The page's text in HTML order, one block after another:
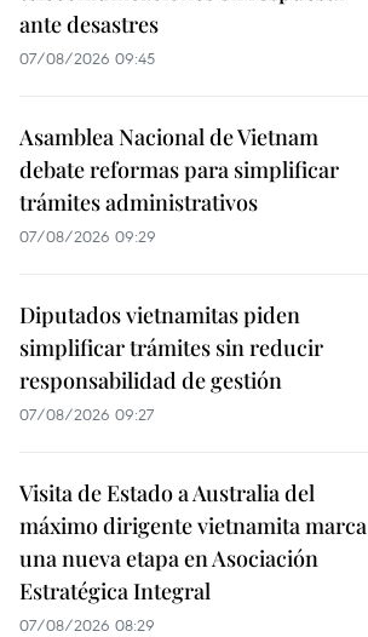
ante desastres
07/08/2026 09:45
Asamblea Nacional de Vietnam
debate reformas para simplificar
trámites administrativos
07/08/2026 09:29
Diputados vietnamitas piden
simplificar trámites sin reducir
responsabilidad de gestión
07/08/2026 09:27
Visita de Estado a Australia del
máximo dirigente vietnamita marca
una nueva etapa en Asociación
Estratégica Integral
07/08/2026 08:29